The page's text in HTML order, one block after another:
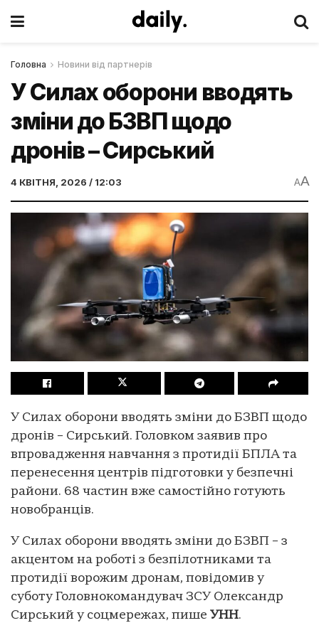
Головна Новини від партнерів
У Силах оборони вводять
зміни до БЗВП щодо
дронів – Сирський
4 КВІТНЯ, 2026 / 12:03 AA
У Силах оборони вводять зміни до БЗВП щодо
дронів – Сирський. Головком заявив про
впровадження навчання з протидії БПЛА та
перенесення центрів підготовки у безпечні
райони. 68 частин вже самостійно готують
новобранців.
У Силах оборони вводять зміни до БЗВП – з
акцентом на роботі з безпілотниками та
протидії ворожим дронам, повідомив у
суботу Головнокомандувач ЗСУ Олександр
Сирський у соцмережах, пише УНН.